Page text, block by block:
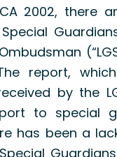
2002, there
report,
by the
to special
has been a